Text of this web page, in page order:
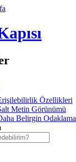
Özellikleri
Metin Görünümü
Belirgin Odaklama